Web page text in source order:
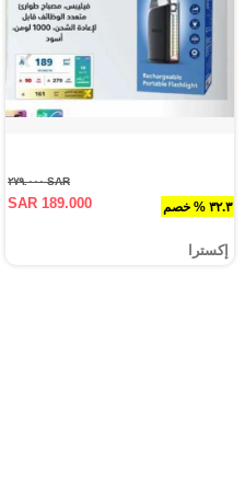
٣٢.٣ % خصم
SAR ٢٧٩.٠٠٠
SAR 189.000
إكسترا